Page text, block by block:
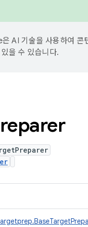
AI 기술을 사용하여 콘
을 수 있습니다.